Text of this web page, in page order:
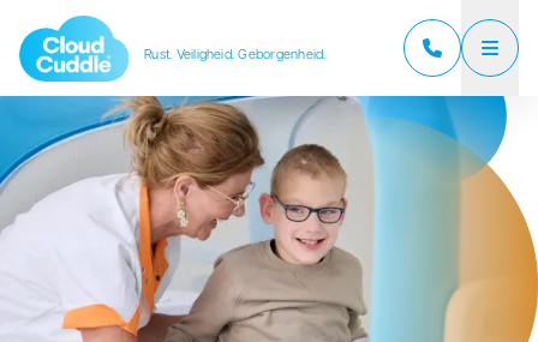
Rust. Veiligheid. Geborgenheid.
CloudCuddle Junior
CloudCuddle Maxx
Verkooppartners